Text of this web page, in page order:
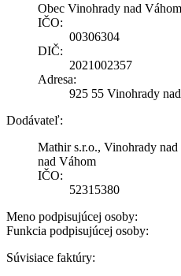
Obec Vinohrady nad Váhom
IČO:
00306304
DIČ:
2021002357
Adresa:
925 55 Vinohrady
Dodávateľ:
Mathir s.r.o., Vinohrady
nad Váhom
IČO:
52315380
Meno podpisujúcej osoby:
Funkcia podpisujúcej osoby:
Súvisiace faktúry: